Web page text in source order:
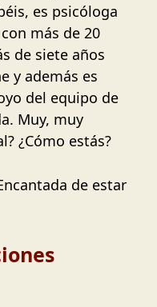
es psicóloga
más de 20
de siete años
y además es
del equipo de
Muy, muy
¿Cómo estás?
de estar